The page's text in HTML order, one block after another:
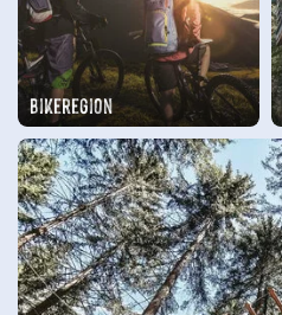
Bikeregion